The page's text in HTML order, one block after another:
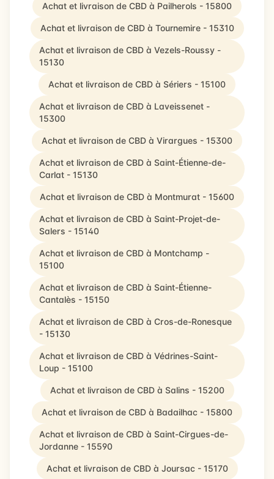
Achat et livraison de CBD à Pailherols - 15800
Achat et livraison de CBD à Tournemire - 15310
Achat et livraison de CBD à Vezels-Roussy -
15130
Achat et livraison de CBD à Sériers - 15100
Achat et livraison de CBD à Laveissenet -
15300
Achat et livraison de CBD à Virargues - 15300
Achat et livraison de CBD à Saint-Étienne-de-
Carlat - 15130
Achat et livraison de CBD à Montmurat - 15600
Achat et livraison de CBD à Saint-Projet-de-
Salers - 15140
Achat et livraison de CBD à Montchamp -
15100
Achat et livraison de CBD à Saint-Étienne-
Cantalès - 15150
Achat et livraison de CBD à Cros-de-Ronesque
- 15130
Achat et livraison de CBD à Védrines-Saint-
Loup - 15100
Achat et livraison de CBD à Salins - 15200
Achat et livraison de CBD à Badailhac - 15800
Achat et livraison de CBD à Saint-Cirgues-de-
Jordanne - 15590
Achat et livraison de CBD à Joursac - 15170